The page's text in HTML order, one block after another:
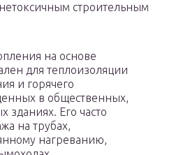
строительным
на основе
для теплоизоляции
и горячего
в общественных,
Его часто
на трубах,
нагреванию,